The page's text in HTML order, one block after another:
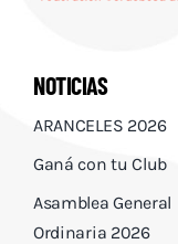
NOTICIAS
ARANCELES 2026
Ganá con tu Club
Asamblea General
Ordinaria 2026